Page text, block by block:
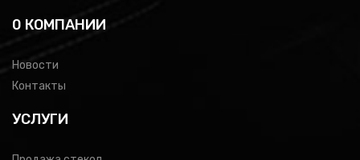
0 КОМПАНИИ
Новости
Контакты
УСЛУГИ